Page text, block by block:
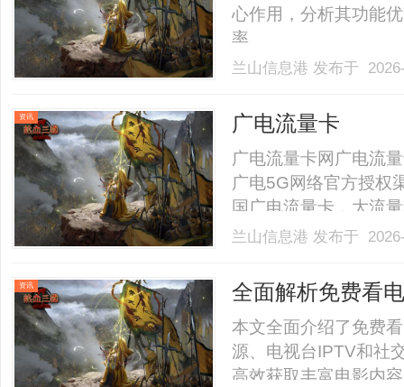
心作用，分析其功能
率。......
兰山信息港 发布于
资讯 广电流量卡
广电流量卡网广电流
广电5G网络官方授权
国广电流量卡，大流
押金，快递免费送到
99%全国城市覆盖
兰山信息港 发布于
资讯 全面解析免费看
本文全面介绍了免费
源、电视台IPTV和社
高效获取丰富电影内